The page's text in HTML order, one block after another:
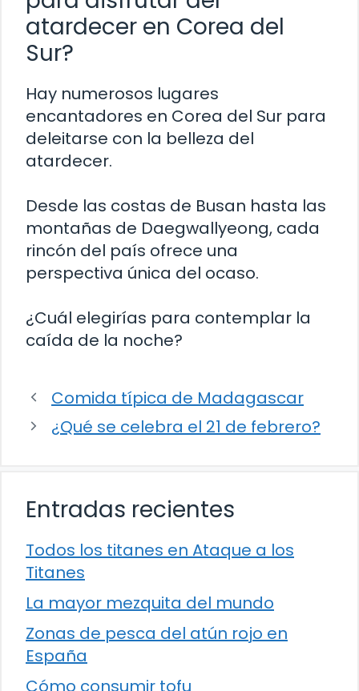
atardecer en Corea del
Sur?
Hay numerosos lugares
encantadores en Corea del Sur para
deleitarse con la belleza del
atardecer.
Desde las costas de Busan hasta las
montañas de Daegwallyeong, cada
rincón del país ofrece una
perspectiva única del ocaso.
¿Cuál elegirías para contemplar la
caída de la noche?
Comida típica de Madagascar
¿Qué se celebra el 21 de febrero?
Entradas recientes
Todos los titanes en Ataque a los
Titanes
La mayor mezquita del mundo
Zonas de pesca del atún rojo en
España
Cómo consumir tofu